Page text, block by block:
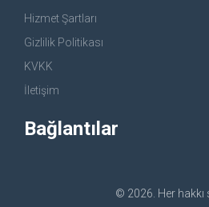
Hizmet Şartları
Gizlilik Politikası
KVKK
İletişim
Bağlantılar
© 2026. Her hakkı